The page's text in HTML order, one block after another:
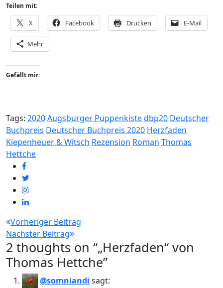
Teilen mit:
X Facebook Drucken E-Mail
Mehr
Gefällt mir:
Tags: 2020Augsburger Puppenkistedbp20 Deutscher
Buchpreis Deutscher Buchpreis 2020 Herzfaden
Kiepenheuer & Witsch Rezension Roman Thomas
Hettche
Beitragsnavigation
Vorheriger Beitrag
Nächster Beitrag
2 thoughts on “„Herzfaden“ von
Thomas Hettche”
@somniandi sagt: